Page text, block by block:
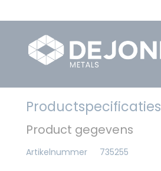
Productspecificaties
Product gegevens
Artikelnummer 735255